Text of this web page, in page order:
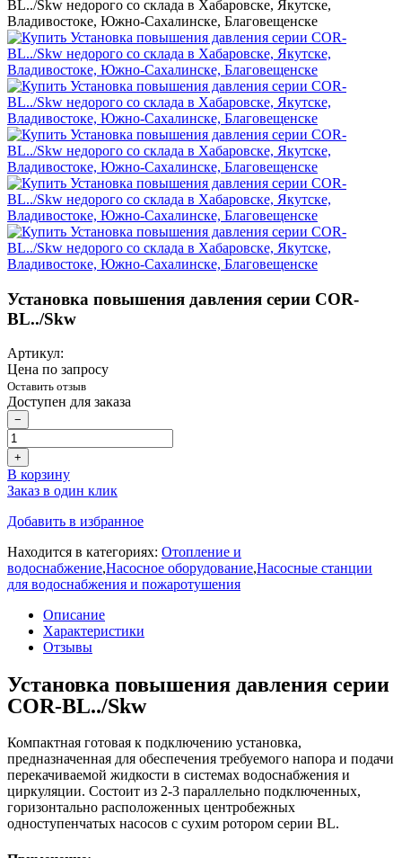
Установка повышения давления серии COR-
BL../Skw
Артикул:
Цена по запросу
Оставить отзыв
Доступен для заказа
−
+
В корзину
Заказ в один клик
Добавить в избранное
Находится в категориях: Отопление и
водоснабжение,Насосное оборудование,Насосные станции
для водоснабжения и пожаротушения
Описание
Характеристики
Отзывы
Установка повышения давления серии
COR-BL../Skw
Компактная готовая к подключению установка,
предназначенная для обеспечения требуемого напора и подачи
перекачиваемой жидкости в системах водоснабжения и
циркуляции. Состоит из 2-3 параллельно подключенных,
горизонтально расположенных центробежных
одноступенчатых насосов с сухим ротором серии BL.